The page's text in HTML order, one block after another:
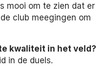
mooi om te zien dat er
club meegingen om
kwaliteit in het veld?
in de duels.